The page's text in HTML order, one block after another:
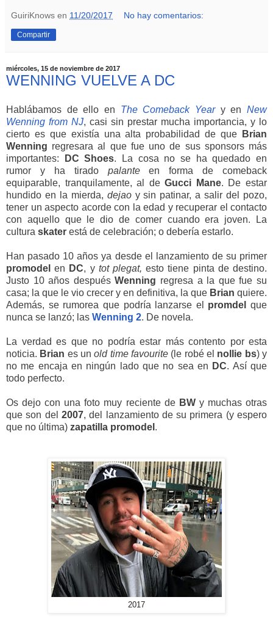
GuiriKnows en 11/20/2017 No hay comentarios:
Compartir
miércoles, 15 de noviembre de 2017
WENNING VUELVE A DC
Hablábamos de ello en The Comeback Year y enNew
Wenning from NJ, casi sin prestar mucha importancia, y lo
cierto es que existía una alta probabilidad de que
Brian
Wenning regresara al que fue uno de sus sponsors más
importantes:
DC Shoes. La cosa no se ha quedado en
rumor y ha tirado palanteen forma de comeback
equiparable, tranquilamente, al deGucci Mane. De estar
hundido en la mierda, dejaoy sin patinar, a salir del pozo,
tener un aspecto acorde con la edad y recuperar el contacto
con aquello que le dio de comer cuando era joven. La
cultura skater está de celebración; o debería estarlo.
Han pasado 10 años ya desde el lanzamiento de su primer
promodel en DC, y tot plegat,esto tiene pinta de destino.
Justo 10 años despuésWenning regresa a la que fue su
casa; la que le vio crecer y en definitiva, la que Brian quiere.
Además, se rumorea que podría lanzarse el promdel
que
nunca se lanzó; las Wenning 2. De novela.
La verdad es que no podría estar más contento por esta
noticia. Brian es unold time favourite (le robé el nollie bs) y
no me encaja en ningún lado que no sea en DC. Así que
todo perfecto.
Os dejo con una foto muy reciente de BWy muchas otras
que son del 2007, del lanzamiento de su primera (y espero
que no última) zapatilla promodel .
2017